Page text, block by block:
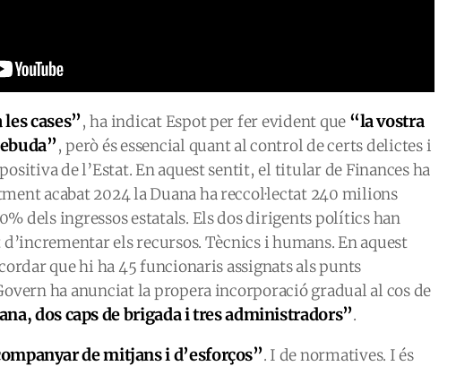
cases”, ha indicat Espot per fer evident que “la vostra
, però és essencial quant al control de certs delictes i
de l’Estat. En aquest sentit, el titular de Finances ha
acabat 2024 la Duana ha reccol·lectat 240 milions
dels ingressos estatals. Els dos dirigents polítics han
els recursos. Tècnics i humans. En aquest
que hi ha 45 funcionaris assignats als punts
ha anunciat la propera incorporació gradual al cos de
dos caps de brigada i tres administradors”.
de mitjans i d’esforços”. I de normatives. I és